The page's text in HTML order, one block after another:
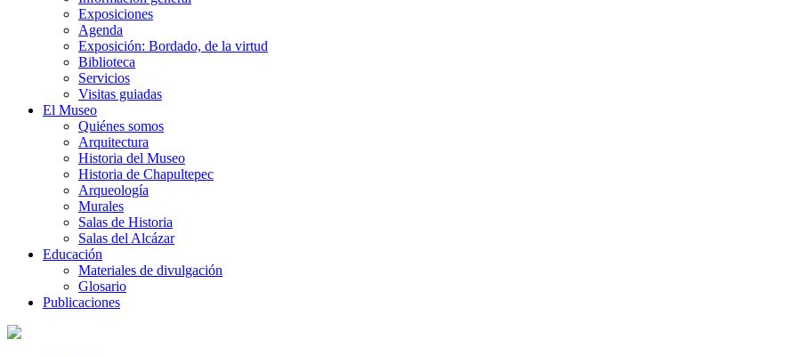
Exposiciones
Agenda
Exposición: Bordado, de la virtud
Biblioteca
Servicios
Visitas guiadas
El Museo
Quiénes somos
Arquitectura
Historia del Museo
Historia de Chapultepec
Arqueología
Murales
Salas de Historia
Salas del Alcázar
Educación
Materiales de divulgación
Glosario
Publicaciones